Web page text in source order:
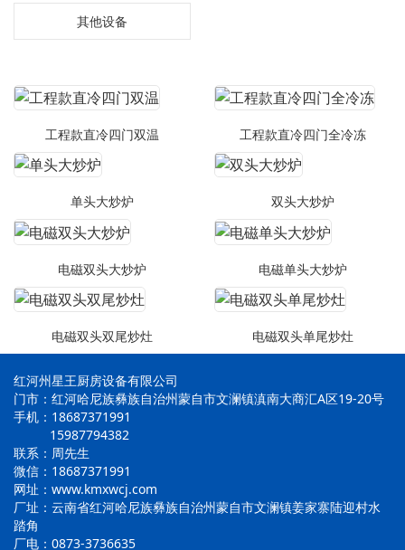
其他设备
工程款直冷四门双温 工程款直冷四门全冷冻
单头大炒炉 双头大炒炉
电磁双头大炒炉 电磁单头大炒炉
电磁双头双尾炒灶 电磁双头单尾炒灶
红河州星王厨房设备有限公司
门市：红河哈尼族彝族自治州蒙自市文澜镇滇南大商汇A区19-20号
手机：18687371991
15987794382
联系：周先生
微信：18687371991
网址：www.kmxwcj.com
厂址：云南省红河哈尼族彝族自治州蒙自市文澜镇姜家寨陆迎村水
踏角
厂电：0873-3736635